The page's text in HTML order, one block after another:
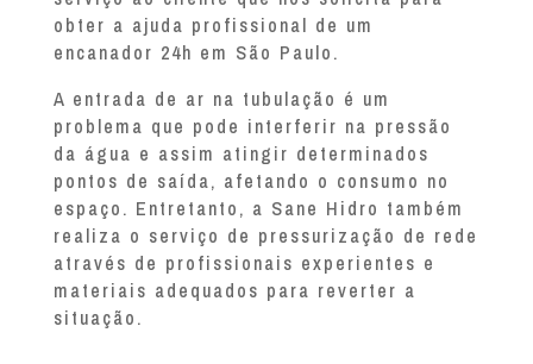
obter a ajuda profissional de um
encanador 24h em São Paulo.
A entrada de ar na tubulação é um
problema que pode interferir na pressão
da água e assim atingir determinados
pontos de saída, afetando o consumo no
espaço. Entretanto, a Sane Hidro também
realiza o serviço de pressurização de rede
através de profissionais experientes e
materiais adequados para reverter a
situação.